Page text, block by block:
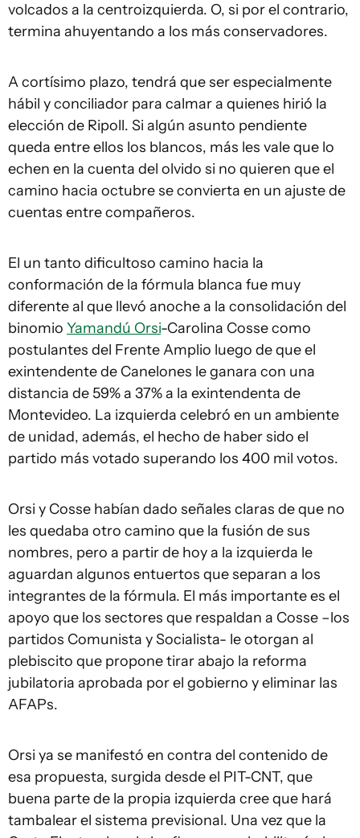
volcados a la centroizquierda. O, si por el contrario,
termina ahuyentando a los más conservadores.
A cortísimo plazo, tendrá que ser especialmente
hábil y conciliador para calmar a quienes hirió la
elección de Ripoll. Si algún asunto pendiente
queda entre ellos los blancos, más les vale que lo
echen en la cuenta del olvido si no quieren que el
camino hacia octubre se convierta en un ajuste de
cuentas entre compañeros.
El un tanto dificultoso camino hacia la
conformación de la fórmula blanca fue muy
diferente al que llevó anoche a la consolidación del
binomio Yamandú Orsi-Carolina Cosse como
postulantes del Frente Amplio luego de que el
exintendente de Canelones le ganara con una
distancia de 59% a 37% a la exintendenta de
Montevideo. La izquierda celebró en un ambiente
de unidad, además, el hecho de haber sido el
partido más votado superando los 400 mil votos.
Orsi y Cosse habían dado señales claras de que no
les quedaba otro camino que la fusión de sus
nombres, pero a partir de hoy a la izquierda le
aguardan algunos entuertos que separan a los
integrantes de la fórmula. El más importante es el
apoyo que los sectores que respaldan a Cosse –los
partidos Comunista y Socialista- le otorgan al
plebiscito que propone tirar abajo la reforma
jubilatoria aprobada por el gobierno y eliminar las
AFAPs.
Orsi ya se manifestó en contra del contenido de
esa propuesta, surgida desde el PIT-CNT, que
buena parte de la propia izquierda cree que hará
tambalear el sistema previsional. Una vez que la